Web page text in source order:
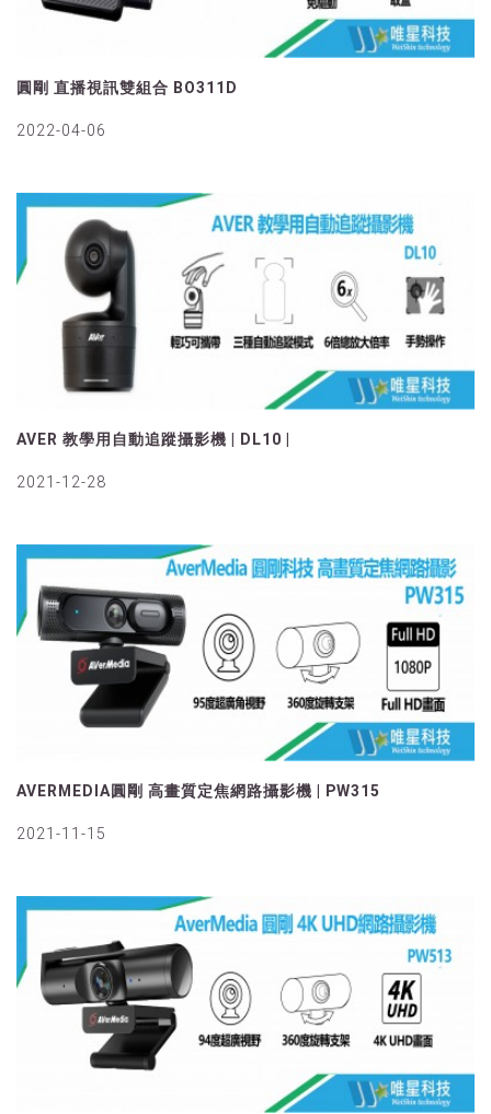
圓剛 直播視訊雙組合 BO311D
2022-04-06
AVER 教學用自動追蹤攝影機 | DL10 |
2021-12-28
AVERMEDIA圓剛 高畫質定焦網路攝影機 | PW315
2021-11-15